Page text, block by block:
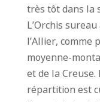
très tôt dans la
L’Orchis
l’Allier, comme
moyenne-
et de la Creuse.
répartition est